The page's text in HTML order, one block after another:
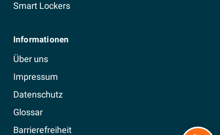
Smart Lockers
Informationen
Über uns
Impressum
Datenschutz
Glossar
Barrierefreiheit